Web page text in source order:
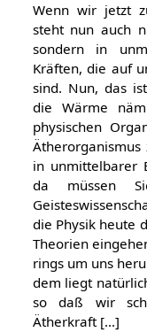
Wenn wir jetzt
steht nun auch
sondern in
Kräften, die auf
sind. Nun, das
die Wärme
physischen
in unmittelbarer
da müssen
die Physik heute
Theorien
rings um uns
dem liegt
so daß wir
Ätherkraft [...]